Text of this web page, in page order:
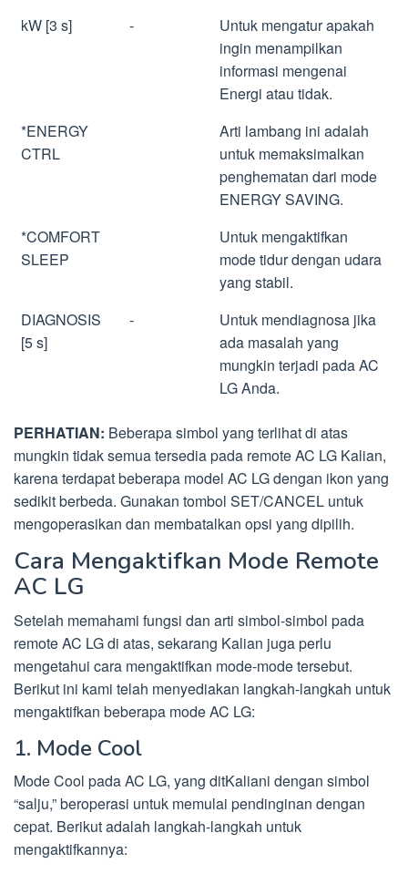
kW [3 s]
-
Untuk mengatur apakah
ingin menampilkan
informasi mengenai
Energi atau tidak.
*ENERGY
CTRL
Arti lambang ini adalah
untuk memaksimalkan
penghematan dari mode
ENERGY SAVING.
*COMFORT
SLEEP
Untuk mengaktifkan
mode tidur dengan udara
yang stabil.
DIAGNOSIS
[5 s]
-
Untuk mendiagnosa jika
ada masalah yang
mungkin terjadi pada AC
LG Anda.
PERHATIAN: Beberapa simbol yang terlihat di atas
mungkin tidak semua tersedia pada remote AC LG Kalian,
karena terdapat beberapa model AC LG dengan ikon yang
sedikit berbeda. Gunakan tombol SET/CANCEL untuk
mengoperasikan dan membatalkan opsi yang dipilih.
Cara Mengaktifkan Mode Remote
AC LG
Setelah memahami fungsi dan arti simbol-simbol pada
remote AC LG di atas, sekarang Kalian juga perlu
mengetahui cara mengaktifkan mode-mode tersebut.
Berikut ini kami telah menyediakan langkah-langkah untuk
mengaktifkan beberapa mode AC LG:
1. Mode Cool
Mode Cool pada AC LG, yang ditKaliani dengan simbol
“salju,” beroperasi untuk memulai pendinginan dengan
cepat. Berikut adalah langkah-langkah untuk
mengaktifkannya: